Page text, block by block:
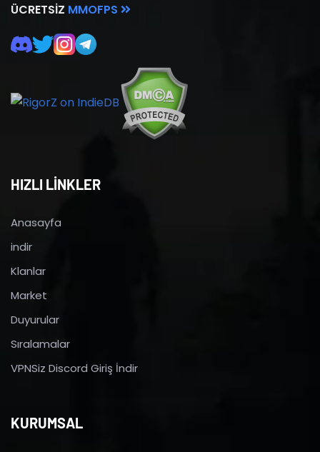
ÜCRETSIZ MMOFPS
HIZLI LİNKLER
Anasayfa
indir
Klanlar
Market
Duyurular
Sıralamalar
VPNSiz Discord Giriş İndir
KURUMSAL